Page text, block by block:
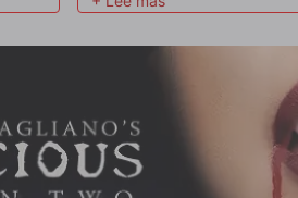
el látigo! Dobla a la pequeña
Saca un montón de látigos y
mujeres desempeñan sus
del ritual SM con gracia erótica
consoladores antes de que Kylie
Amber... ¡y su coño! ¡Y luego
culos, ¡o lo que sucede cuando
sadomasoquismo entre lesbianas